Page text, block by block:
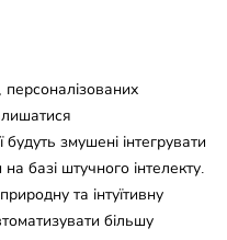
персоналізованих
змушені інтегрувати
базі штучного інтелекту.
та інтуїтивну
більшу